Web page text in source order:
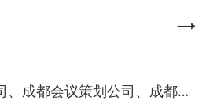
成都会议策划公司、成都新